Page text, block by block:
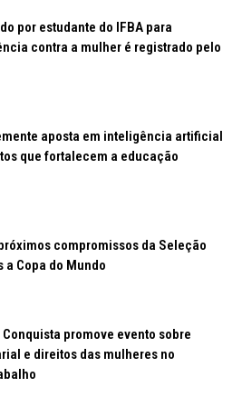
por estudante do IFBA para
contra a mulher é registrado pelo
aposta em inteligência artificial
que fortalecem a educação
compromissos da Seleção
a Copa do Mundo
Conquista promove evento sobre
e direitos das mulheres no